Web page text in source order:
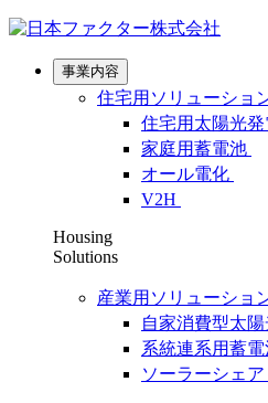
事業内容
住宅用ソリューショ
住宅用太陽光発
家庭用蓄電池
オール電化
V2H
Housing
Solutions
産業用ソリューショ
自家消費型太
系統連系用蓄電
ソーラーシェ